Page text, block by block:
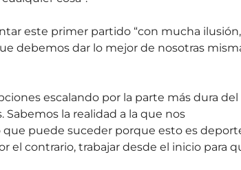
este primer partido “con mucha ilusión,
debemos dar lo mejor de nosotras
escalando por la parte más dura del
la realidad a la que nos
que puede suceder porque esto es
el contrario, trabajar desde el inicio para